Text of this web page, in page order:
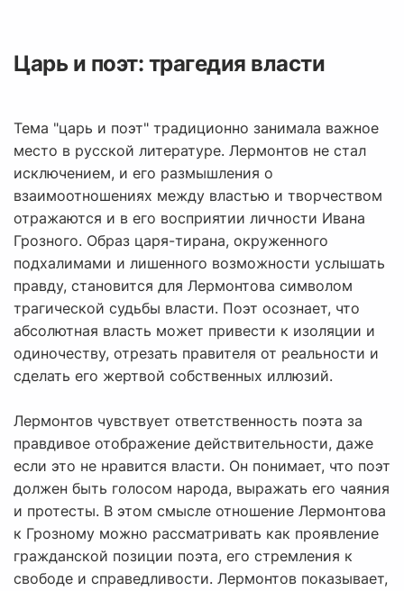
Царь и поэт: трагедия власти
Тема "царь и поэт" традиционно занимала важное
место в русской литературе. Лермонтов не стал
исключением, и его размышления о
взаимоотношениях между властью и творчеством
отражаются и в его восприятии личности Ивана
Грозного. Образ царя-тирана, окруженного
подхалимами и лишенного возможности услышать
правду, становится для Лермонтова символом
трагической судьбы власти. Поэт осознает, что
абсолютная власть может привести к изоляции и
одиночеству, отрезать правителя от реальности и
сделать его жертвой собственных иллюзий.
Лермонтов чувствует ответственность поэта за
правдивое отображение действительности, даже
если это не нравится власти. Он понимает, что поэт
должен быть голосом народа, выражать его чаяния
и протесты. В этом смысле отношение Лермонтова
к Грозному можно рассматривать как проявление
гражданской позиции поэта, его стремления к
свободе и справедливости. Лермонтов показывает,